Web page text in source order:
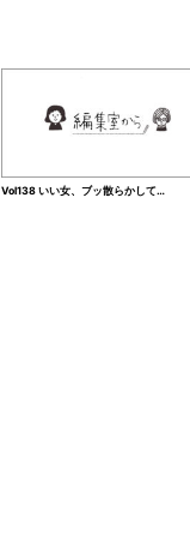
Vol138 いい女、ブッ散らかして…